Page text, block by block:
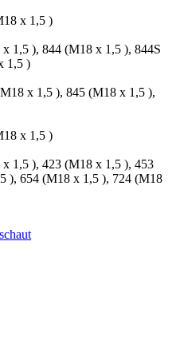
x 1,5 )
1,5 ), 844 (M18 x 1,5 ), 844S
1,5 )
x 1,5 ), 845 (M18 x 1,5 ),
x 1,5 )
1,5 ), 423 (M18 x 1,5 ), 453
), 654 (M18 x 1,5 ), 724 (M18